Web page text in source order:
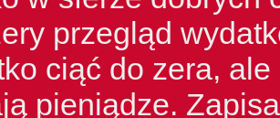
przegląd
ciąć do zera,
pieniądze.